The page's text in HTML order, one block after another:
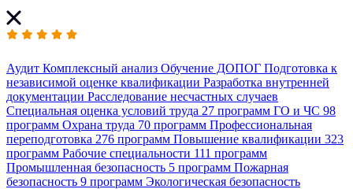
Аудит Комплексный анализ Обучение ДОПОГ Подготовка к
независимой оценке квалификации Разработка внутренней
документации Расследование несчастных случаев
Специальная оценка условий труда 27 программ ГО и ЧС 98
программ Охрана труда 70 программ Профессиональная
переподготовка 276 программ Повышение квалификации 323
программ Рабочие специальности 111 программ
Промышленная безопасность 5 программ Пожарная
безопасность 9 программ Экологическая безопасность